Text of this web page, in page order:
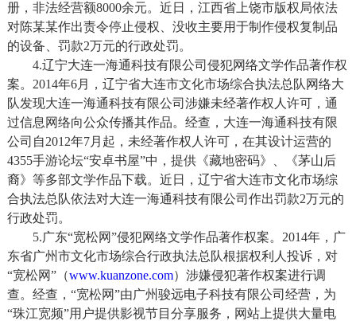
册，非法经营额8000余元。近日，江西省上饶市版权局依法
对陈某某作出责令停止侵权、没收主要用于制作侵权复制品
的设备、罚款2万元的行政处罚。
4.辽宁大连一海通科技有限公司侵犯网络文学作品著作权
案。2014年6月，辽宁省大连市文化市场综合执法总队网络大
队发现大连一海通科技有限公司涉嫌未经著作权人许可，通
过信息网络向公众传播其作品。经查，大连一海通科技有限
公司自2012年7月起，未经著作权人许可，在其设计运营的
4355手游论坛“安卓书屋”中，提供《藏地密码》、《茅山后
裔》等多部文学作品下载。近日，辽宁省大连市文化市场综
合执法总队依法对大连一海通科技有限公司作出罚款2万元的
行政处罚。
5.广东“宽松网”侵犯网络文学作品著作权案。2014年，广
东省广州市文化市场综合行政执法总队根据权利人投诉，对
“宽松网”（www.kuanzone.com）涉嫌侵犯著作权案进行调
查。经查，“宽松网”由广州骏远电子科技有限公司经营，为
“珠江宽频”用户提供影视节目分享服务，网站上提供大量电